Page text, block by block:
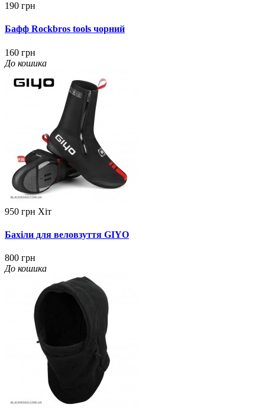
190 грн
Бафф Rockbros tools чорний
160 грн
До кошика
950 грн Хіт
Бахіли для веловзуття GIYO
800 грн
До кошика